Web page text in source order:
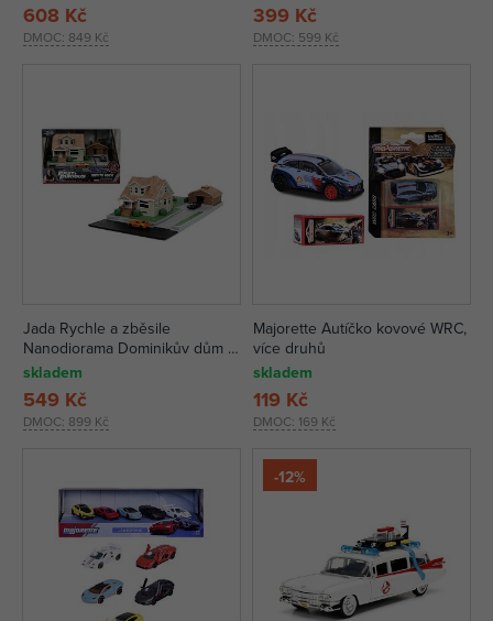
DMOC: 849 Kč
608 Kč
DMOC: 599 Kč
399 Kč
Jada Rychle a zběsile
Nanodiorama Dominikův dům s
autíčky
skladem
DMOC: 899 Kč
549 Kč
Majorette Autíčko kovové WRC,
více druhů
skladem
DMOC: 169 Kč
119 Kč
-12%